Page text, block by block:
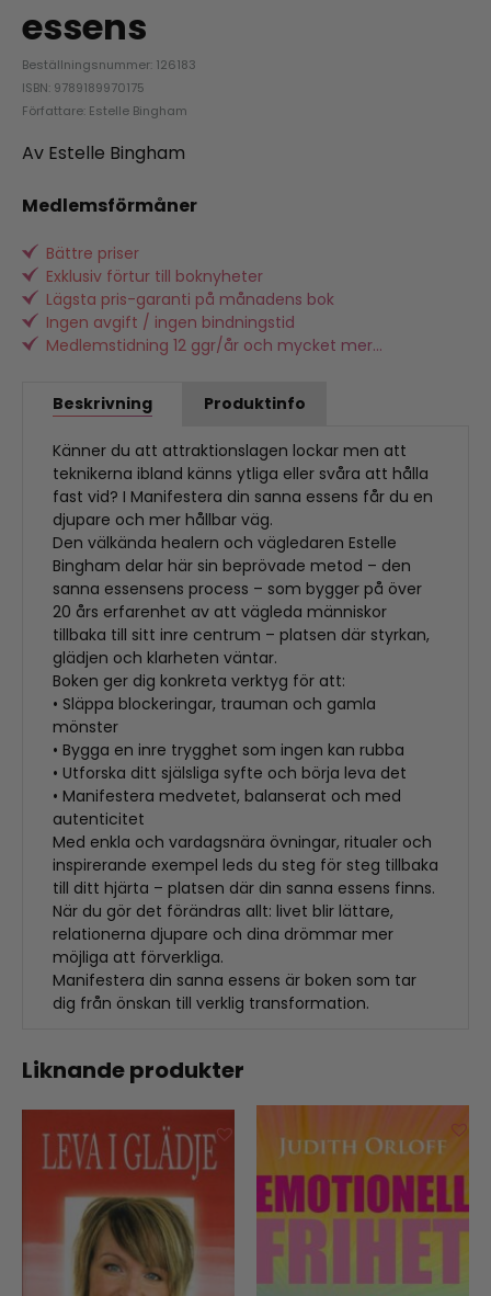
essens
Beställningsnummer: 126183
ISBN: 9789189970175
Författare: Estelle Bingham
Av Estelle Bingham
Medlemsförmåner
Bättre priser
Exklusiv förtur till boknyheter
Lägsta pris-garanti på månadens bok
Ingen avgift / ingen bindningstid
Medlemstidning 12 ggr/år och mycket mer...
Beskrivning Produktinfo
Känner du att attraktionslagen lockar men att
teknikerna ibland känns ytliga eller svåra att hålla
fast vid? I Manifestera din sanna essens får du en
djupare och mer hållbar väg.
Den välkända healern och vägledaren Estelle
Bingham delar här sin beprövade metod – den
sanna essensens process – som bygger på över
20 års erfarenhet av att vägleda människor
tillbaka till sitt inre centrum – platsen där styrkan,
glädjen och klarheten väntar.
Boken ger dig konkreta verktyg för att:
• Släppa blockeringar, trauman och gamla
mönster
• Bygga en inre trygghet som ingen kan rubba
• Utforska ditt själsliga syfte och börja leva det
• Manifestera medvetet, balanserat och med
autenticitet
Med enkla och vardagsnära övningar, ritualer och
inspirerande exempel leds du steg för steg tillbaka
till ditt hjärta – platsen där din sanna essens finns.
När du gör det förändras allt: livet blir lättare,
relationerna djupare och dina drömmar mer
möjliga att förverkliga.
Manifestera din sanna essens är boken som tar
dig från önskan till verklig transformation.
Liknande produkter